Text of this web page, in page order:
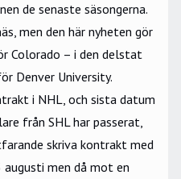
de senaste säsongerna.
men den här nyheten gör
Colorado – i den delstat
Denver University.
i NHL, och sista datum
från SHL har passerat,
skriva kontrakt med
men då mot en